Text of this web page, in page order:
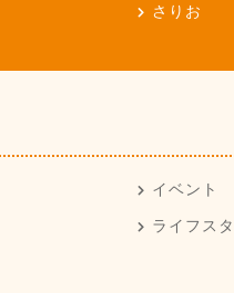
さりお
イベント
ライフス